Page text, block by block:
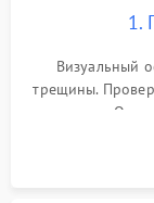
1.
Визуальный
трещины.
зарядки.
проверка